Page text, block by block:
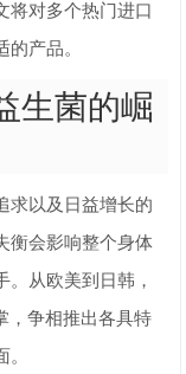
将对多个热门进口
产品。
生菌的崛
求以及日益增长的
衡会影响整个身体
从欧美到日韩，
，争相推出各具特